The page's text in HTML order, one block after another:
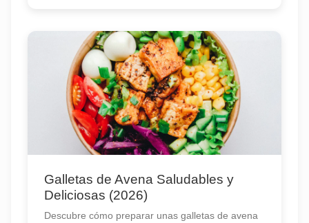
Galletas de Avena Saludables y
Deliciosas (2026)
Descubre cómo preparar unas galletas de avena